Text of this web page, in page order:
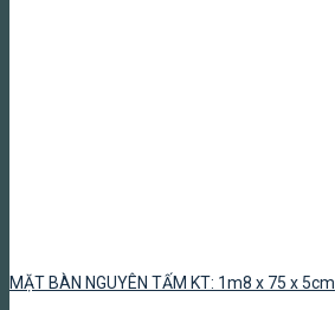
MẶT BÀN NGUYÊN TẤM KT: 1m8 x 75 x 5cm